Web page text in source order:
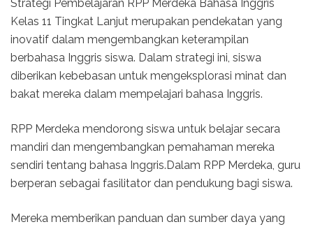
Strategi Pembelajaran RPP Merdeka Bahasa Inggris
Kelas 11 Tingkat Lanjut merupakan pendekatan yang
inovatif dalam mengembangkan keterampilan
berbahasa Inggris siswa. Dalam strategi ini, siswa
diberikan kebebasan untuk mengeksplorasi minat dan
bakat mereka dalam mempelajari bahasa Inggris.
RPP Merdeka mendorong siswa untuk belajar secara
mandiri dan mengembangkan pemahaman mereka
sendiri tentang bahasa Inggris.Dalam RPP Merdeka, guru
berperan sebagai fasilitator dan pendukung bagi siswa.
Mereka memberikan panduan dan sumber daya yang